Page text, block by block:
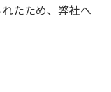
たため、弊社へ